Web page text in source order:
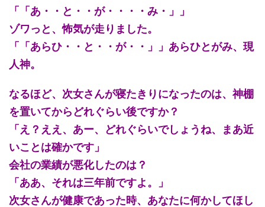
「「あ・・と・・が・・・・み・」」
ゾワっと、怖気が走りました。
「「あらひ・・と・・が・・」」あらひとがみ、現
人神。
なるほど、次女さんが寝たきりになったのは、神棚
を置いてからどれぐらい後ですか？
「え？ええ、あー、どれぐらいでしょうね、まあ近
いことは確かです」
会社の業績が悪化したのは？
「ああ、それは三年前ですよ。」
次女さんが健康であった時、あなたに何かしてほし